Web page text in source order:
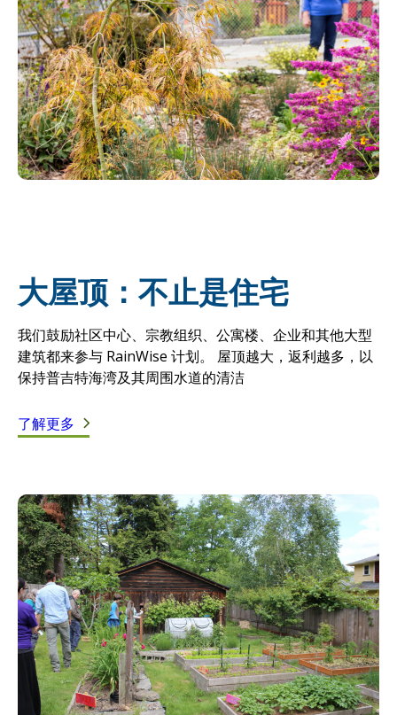
大屋顶：不止是住宅
我们鼓励社区中心、宗教组织、公寓楼、企业和其他大型
建筑都来参与 RainWise 计划。 屋顶越大，返利越多，以
保持普吉特海湾及其周围水道的清洁
了解更多